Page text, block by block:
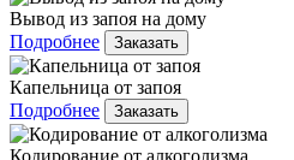
Вывод из запоя на дому
Подробнее
Заказать
Капельница от запоя
Подробнее
Заказать
Кодирование от алкоголизма